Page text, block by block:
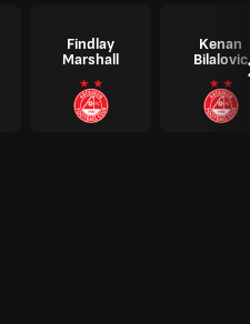
Kenan
Bilalovic
Findlay
Marshall